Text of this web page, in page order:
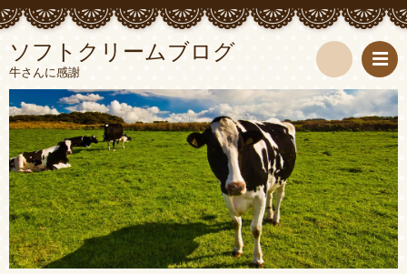
ソフトクリームブログ
牛さんに感謝
検
索